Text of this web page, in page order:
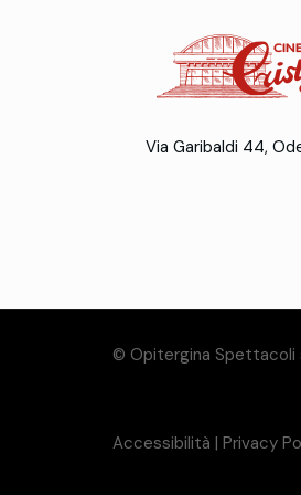
Via Garibaldi 44,
© Opitergina Spettacoli
Accessibilità | Privacy